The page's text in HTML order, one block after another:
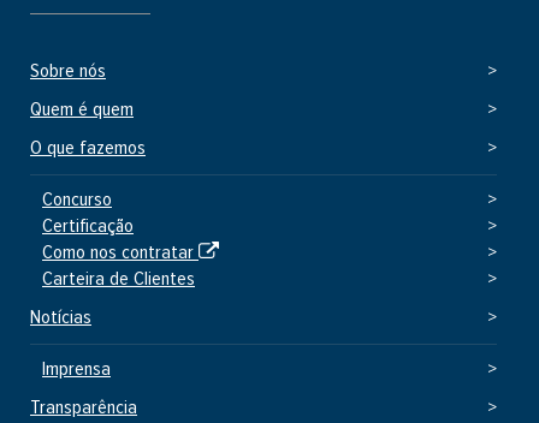
e
x
t
n
o
Sobre nós
Quem é quem
O que fazemos
Concurso
Certificação
Como nos contratar
S
Carteira de Clientes
Notícias
Imprensa
Transparência